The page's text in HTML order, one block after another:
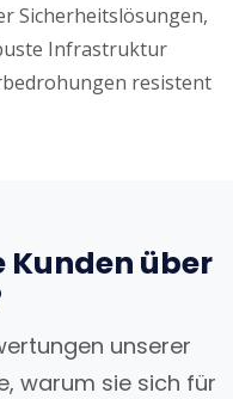
Sicherheitslösungen,
Infrastruktur
resistent
Kunden über
unserer
warum sie sich für